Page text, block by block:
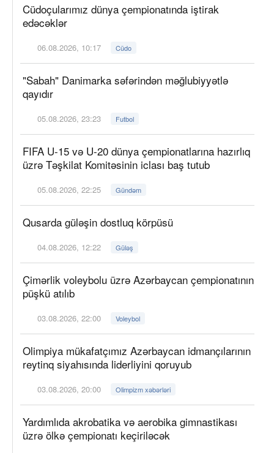
Cüdoçularımız dünya çempionatında iştirak
edəcəklər
06.08.2026, 10:17 Cüdo
"Sabah" Danimarka səfərindən məğlubiyyətlə
qayıdır
05.08.2026, 23:23 Futbol
FIFA U-15 və U-20 dünya çempionatlarına hazırlıq
üzrə Təşkilat Komitəsinin iclası baş tutub
05.08.2026, 22:25 Gündəm
Qusarda güləşin dostluq körpüsü
04.08.2026, 12:22 Güləş
Çimərlik voleybolu üzrə Azərbaycan çempionatının
püşkü atılıb
03.08.2026, 22:00 Voleybol
Olimpiya mükafatçımız Azərbaycan idmançılarının
reytinq siyahısında liderliyini qoruyub
03.08.2026, 20:00 Olimpizm xəbərləri
Yardımlıda akrobatika və aerobika gimnastikası
üzrə ölkə çempionatı keçiriləcək